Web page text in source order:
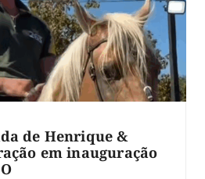
de Henrique &
em inauguração